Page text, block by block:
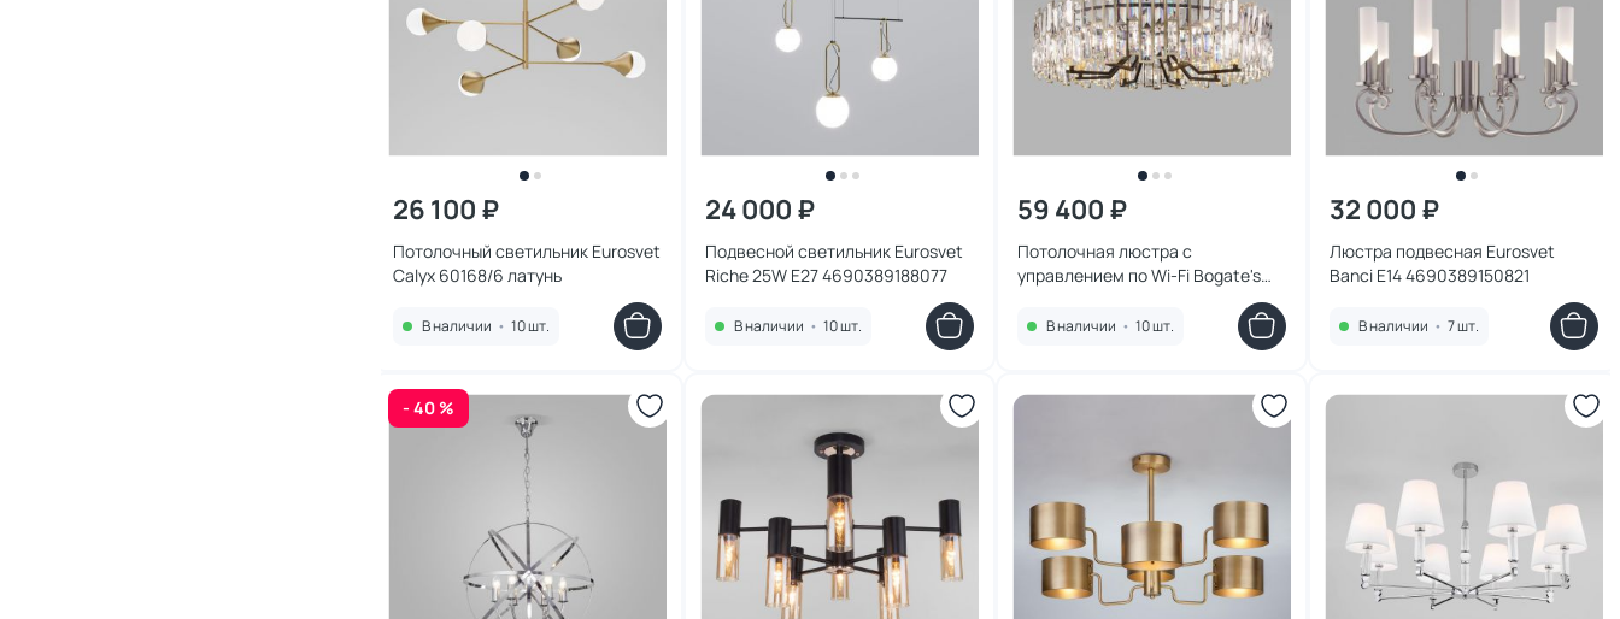
26 100 ₽
Потолочный светильник Eurosvet
Calyx 60168/6 латунь
В наличии • 10 шт.
24 000 ₽
Подвесной светильник Eurosvet
Riche 25W E27 4690389188077
В наличии • 10 шт.
59 400 ₽
Потолочная люстра с
управлением по Wi-Fi Bogate's
В наличии • 10 шт.
32 000 ₽
Люстра подвесная Eurosvet
Banci E14 4690389150821
В наличии • 7 шт.
- 40 %